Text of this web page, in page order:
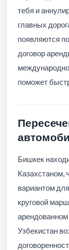
тебя и
главных
появляются
договор
поможет
Бишкек
Казахстаном,
вариантом
круговой
Узбекистан